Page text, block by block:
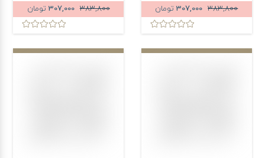
383,800
تومان
383,800
307,000 تومان